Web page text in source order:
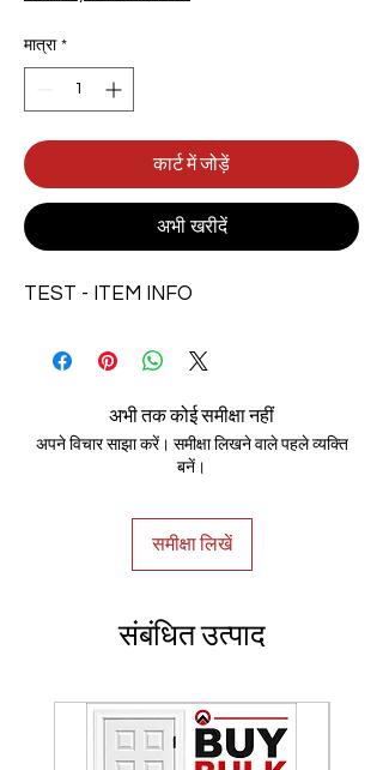
मिलीमीटर
मात्रा *
कार्ट में जोड़ें
अभी खरीदें
TEST - ITEM INFO
अभी तक कोई समीक्षा नहीं
अपने विचार साझा करें। समीक्षा लिखने वाले पहले व्यक्ति
बनें।
समीक्षा लिखें
संबंधित उत्पाद